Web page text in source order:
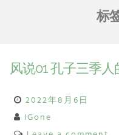
也没有那么强的…
那
标
风说01 孔子三季人
2022年8月6日
IGone